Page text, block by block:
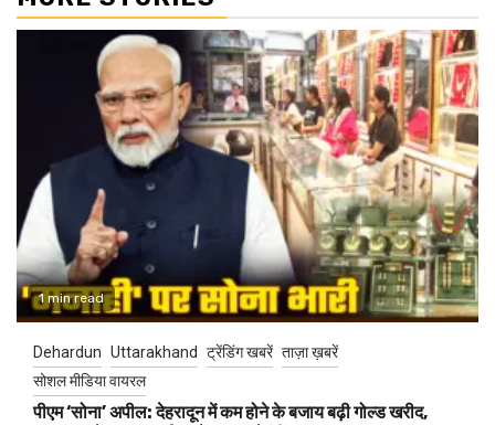
1 min read
Dehardun Uttarakhand ट्रेंडिंग खबरें ताज़ा ख़बरें
सोशल मीडिया वायरल
पीएम ‘सोना’ अपील: देहरादून में कम होने के बजाय बढ़ी गोल्ड खरीद,